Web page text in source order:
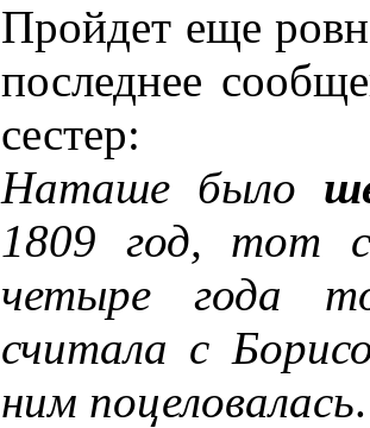
Пройдет еще
последнее
сестер:
Наташе было
1809 год, тот
четыре года
считала с
ним поцеловалась.